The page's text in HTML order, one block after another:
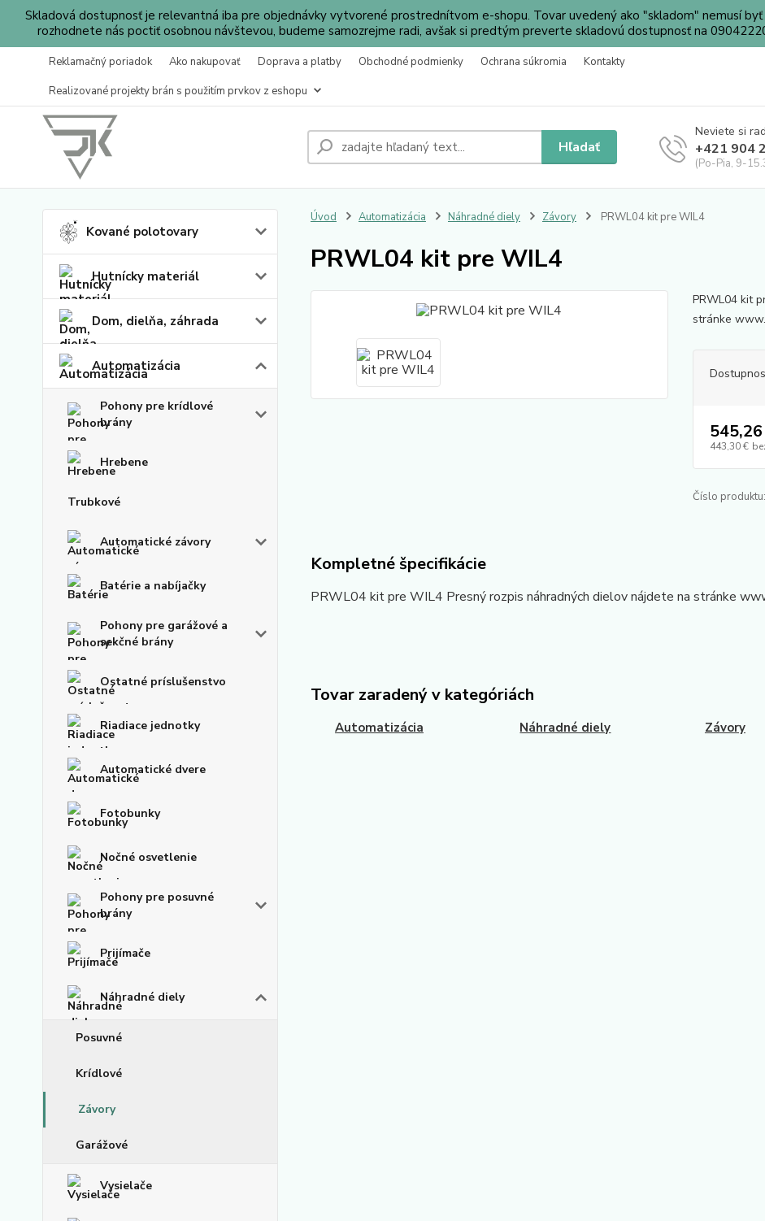
Skladová dostupnosť je relevantná iba pre objednávky vytvorené prostrednítvom e-shopu. Tovar uvedený ako "skladom" nemusí byť
rozhodnete nás poctiť osobnou návštevou, budeme samozrejme radi, avšak si predtým preverte skladovú dostupnosť na
Reklamačný poriadok Ako nakupovať Doprava a platby Obchodné podmienky Ochrana súkromia
Kontakty
Realizované projekty brán s použitím prvkov z eshopu
Hľadať
Neviete si
+421 904
(Po-Pia, 9-
Kované polotovary
Hutnícky materiál
Dom, dielňa, záhrada
Automatizácia
Pohony pre krídlové
brány
Hrebene
Trubkové
Automatické závory
Batérie a nabíjačky
Pohony pre garážové a
sekčné brány
Ostatné príslušenstvo
Riadiace jednotky
Automatické dvere
Fotobunky
Nočné osvetlenie
Pohony pre posuvné
brány
Prijímače
Náhradné diely
Posuvné
Krídlové
Závory
Garážové
Vysielače
Úvod Automatizácia Náhradné diely Závory PRWL04 kit pre WIL4
PRWL04 kit pre WIL4
PRWL04 kit
stránke
443,30 €
Číslo produktu:
Kompletné špecifikácie
PRWL04 kit pre WIL4 Presný rozpis náhradných dielov nájdete na stránke
Tovar zaradený v kategóriách
Automatizácia Náhradné diely Závory